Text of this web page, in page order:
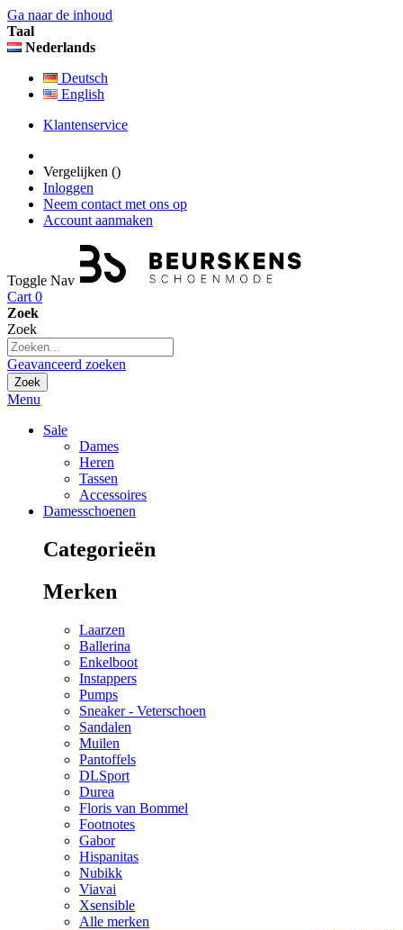
Ga naar de inhoud
Taal
Nederlands
Deutsch
English
Klantenservice
Vergelijken ()
Inloggen
Neem contact met ons op
Account aanmaken
Toggle Nav
Cart 0
Zoek
Zoek
Geavanceerd zoeken
Zoek
Menu
Sale
Dames
Heren
Tassen
Accessoires
Damesschoenen
Categorieën
Merken
Laarzen
Ballerina
Enkelboot
Instappers
Pumps
Sneaker - Veterschoen
Sandalen
Muilen
Pantoffels
DLSport
Durea
Floris van Bommel
Footnotes
Gabor
Hispanitas
Nubikk
Viavai
Xsensible
Alle merken